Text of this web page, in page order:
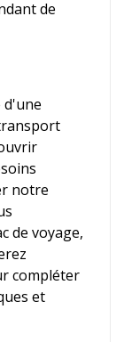
de
d'une
notre
de voyage,
compléter
et